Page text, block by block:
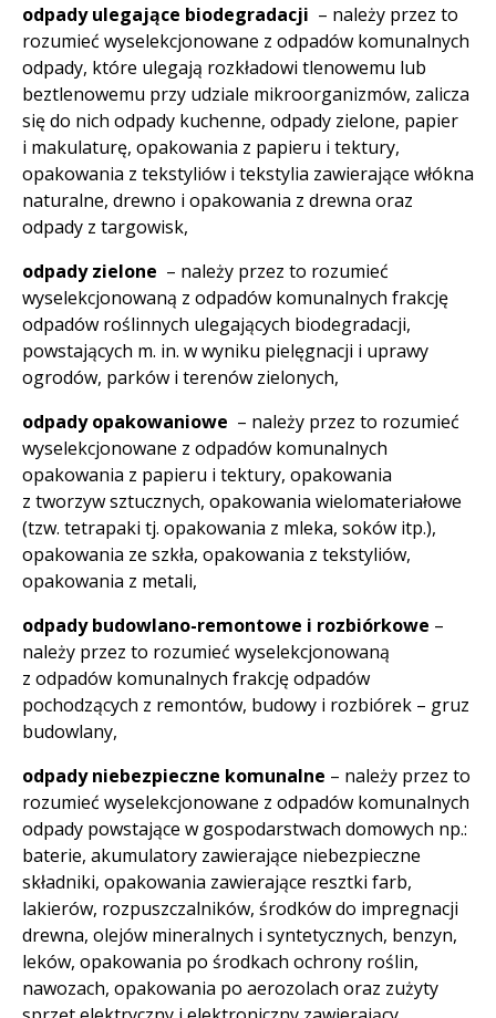
odpady ulegające biodegradacji – należy przez to
rozumieć wyselekcjonowane z odpadów komunalnych
odpady, które ulegają rozkładowi tlenowemu lub
beztlenowemu przy udziale mikroorganizmów, zalicza
się do nich odpady kuchenne, odpady zielone, papier
i makulaturę, opakowania z papieru i tektury,
opakowania z tekstyliów i tekstylia zawierające włókna
naturalne, drewno i opakowania z drewna oraz
odpady z targowisk,
odpady zielone – należy przez to rozumieć
wyselekcjonowaną z odpadów komunalnych frakcję
odpadów roślinnych ulegających biodegradacji,
powstających m. in. w wyniku pielęgnacji i uprawy
ogrodów, parków i terenów zielonych,
odpady opakowaniowe – należy przez to rozumieć
wyselekcjonowane z odpadów komunalnych
opakowania z papieru i tektury, opakowania
z tworzyw sztucznych, opakowania wielomateriałowe
(tzw. tetrapaki tj. opakowania z mleka, soków itp.),
opakowania ze szkła, opakowania z tekstyliów,
opakowania z metali,
odpady budowlano-remontowe i rozbiórkowe –
należy przez to rozumieć wyselekcjonowaną
z odpadów komunalnych frakcję odpadów
pochodzących z remontów, budowy i rozbiórek – gruz
budowlany,
odpady niebezpieczne komunalne – należy przez to
rozumieć wyselekcjonowane z odpadów komunalnych
odpady powstające w gospodarstwach domowych np.:
baterie, akumulatory zawierające niebezpieczne
składniki, opakowania zawierające resztki farb,
lakierów, rozpuszczalników, środków do impregnacji
drewna, olejów mineralnych i syntetycznych, benzyn,
leków, opakowania po środkach ochrony roślin,
nawozach, opakowania po aerozolach oraz zużyty